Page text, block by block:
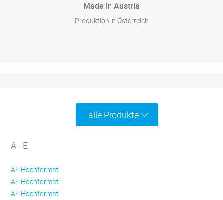
Made in Austria
Produktion in Österreich
alle Produkte
A - E
A4 Hochformat
A4 Hochformat
A4 Hochformat